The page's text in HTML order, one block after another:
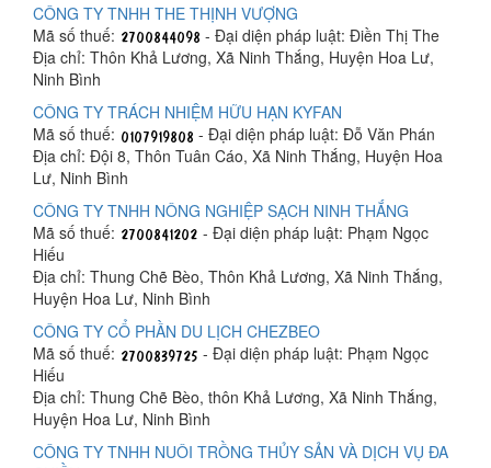
CÔNG TY TNHH THE THỊNH VƯỢNG
Mã số thuế:
- Đại diện pháp luật: Điền Thị The
Địa chỉ: Thôn Khả Lương, Xã Ninh Thắng, Huyện Hoa Lư,
Ninh Bình
CÔNG TY TRÁCH NHIỆM HỮU HẠN KYFAN
Mã số thuế:
- Đại diện pháp luật: Đỗ Văn Phán
Địa chỉ: Đội 8, Thôn Tuân Cáo, Xã Ninh Thắng, Huyện Hoa
Lư, Ninh Bình
CÔNG TY TNHH NÔNG NGHIỆP SẠCH NINH THẮNG
Mã số thuế:
- Đại diện pháp luật: Phạm Ngọc
Hiếu
Địa chỉ: Thung Chẽ Bèo, Thôn Khả Lương, Xã Ninh Thắng,
Huyện Hoa Lư, Ninh Bình
CÔNG TY CỔ PHẦN DU LỊCH CHEZBEO
Mã số thuế:
- Đại diện pháp luật: Phạm Ngọc
Hiếu
Địa chỉ: Thung Chẽ Bèo, thôn Khả Lương, Xã Ninh Thắng,
Huyện Hoa Lư, Ninh Bình
CÔNG TY TNHH NUÔI TRỒNG THỦY SẢN VÀ DỊCH VỤ ĐA